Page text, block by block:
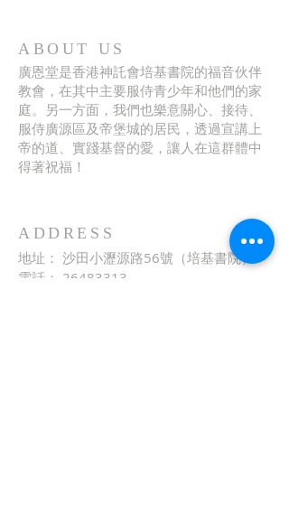
ABOUT US
廣恩堂是香港神託會培基書院的福音伙伴
教會，在其中主要服侍青少年和他們的家
庭。另一方面，我們也樂意關心、接待、
服侍廣源區及帝堡城的居民，透過宣講上
帝的道、實踐基督的愛，讓人在這群體中
得著祝福！
ADDRESS
地址： 沙田小瀝源路56號（培基書院）
電話： 26483313